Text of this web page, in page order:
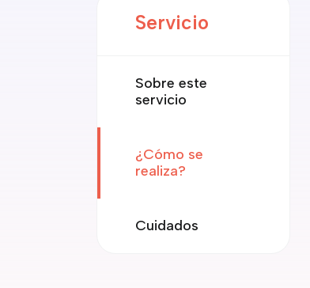
Servicio
Sobre este
servicio
¿Cómo se
realiza?
Cuidados